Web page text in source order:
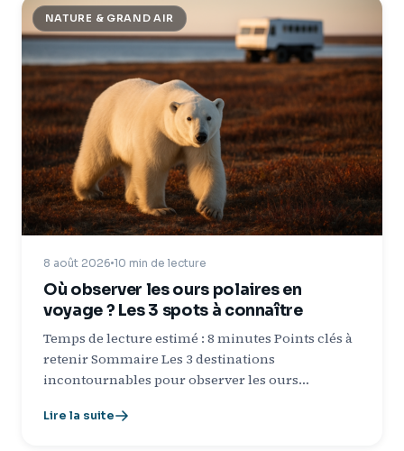
NATURE & GRAND AIR
8 août 2026 10 min de lecture
Où observer les ours polaires en
voyage ? Les 3 spots à connaître
Temps de lecture estimé : 8 minutes Points clés à
retenir Sommaire Les 3 destinations
incontournables pour observer les ours…
Lire la suite